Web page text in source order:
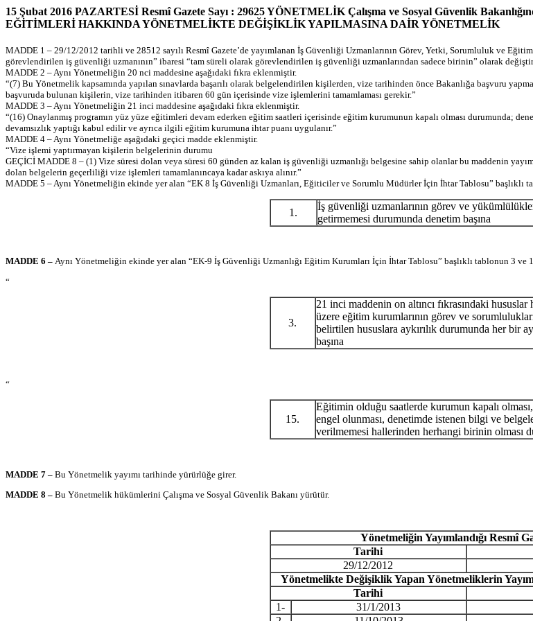
15 Şubat 2016 PAZARTESİ Resmî Gazete Sayı : 29625 YÖNETMELİK Çalışma ve Sosyal Güvenlik
EĞİTİMLERİ HAKKINDA YÖNETMELİKTE DEĞİŞİKLİK YAPILMASINA DAİR YÖNETMELİK
MADDE 1 – 29/12/2012 tarihli ve 28512 sayılı Resmî Gazete’de yayımlanan İş Güvenliği Uzmanlarının Görev, Yetki, Sorumluluk ve
görevlendirilen iş güvenliği uzmanının” ibaresi “tam süreli olarak görevlendirilen iş güvenliği uzmanlarından sadece birinin” olarak
MADDE 2 – Aynı Yönetmeliğin 20 nci maddesine aşağıdaki fıkra eklenmiştir.
“(7) Bu Yönetmelik kapsamında yapılan sınavlarda başarılı olarak belgelendirilen kişilerden, vize tarihinden önce Bakanlığa başvuru
başvuruda bulunan kişilerin, vize tarihinden itibaren 60 gün içerisinde vize işlemlerini tamamlaması gerekir.”
MADDE 3 – Aynı Yönetmeliğin 21 inci maddesine aşağıdaki fıkra eklenmiştir.
“(16) Onaylanmış programın yüz yüze eğitimleri devam ederken eğitim saatleri içerisinde eğitim kurumunun kapalı olması durumunda;
devamsızlık yaptığı kabul edilir ve ayrıca ilgili eğitim kurumuna ihtar puanı uygulanır.”
MADDE 4 – Aynı Yönetmeliğe aşağıdaki geçici madde eklenmiştir.
“Vize işlemi yaptırmayan kişilerin belgelerinin durumu
GEÇİCİ MADDE 8 – (1) Vize süresi dolan veya süresi 60 günden az kalan iş güvenliği uzmanlığı belgesine sahip olanlar bu maddenin
dolan belgelerin geçerliliği vize işlemleri tamamlanıncaya kadar askıya alınır.”
MADDE 5 – Aynı Yönetmeliğin ekinde yer alan “EK 8 İş Güvenliği Uzmanları, Eğiticiler ve Sorumlu Müdürler İçin İhtar Tablosu” başlıklı
1.
İş güvenliği uzmanlarının görev ve
getirmemesi durumunda denetim başına
MADDE 6 – Aynı Yönetmeliğin ekinde yer alan “EK-9 İş Güvenliği Uzmanlığı Eğitim Kurumları İçin İhtar Tablosu” başlıklı tablonun 3 ve
“
3.
21 inci maddenin on altıncı fıkrasındaki hususlar
üzere eğitim kurumlarının görev ve
belirtilen hususlara aykırılık durumunda her bir
başına
“
15.
Eğitimin olduğu saatlerde kurumun kapalı
engel olunması, denetimde istenen bilgi ve
verilmemesi hallerinden herhangi birinin olması
MADDE 7 – Bu Yönetmelik yayımı tarihinde yürürlüğe girer.
MADDE 8 – Bu Yönetmelik hükümlerini Çalışma ve Sosyal Güvenlik Bakanı yürütür.
Yönetmeliğin Yayımlandığı Resmî
Tarihi
29/12/2012
Yönetmelikte Değişiklik Yapan Yönetmeliklerin
Tarihi
1-
31/1/2013